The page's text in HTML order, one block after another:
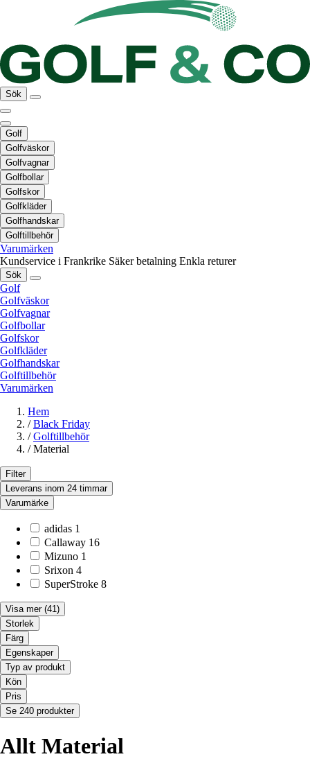
Sök
Golf
Golfväskor
Golfvagnar
Golfbollar
Golfskor
Golfkläder
Golfhandskar
Golftillbehör
Varumärken
Kundservice i Frankrike Säker betalning Enkla returer
Sök
Golf
Golfväskor
Golfvagnar
Golfbollar
Golfskor
Golfkläder
Golfhandskar
Golftillbehör
Varumärken
Hem
/ Black Friday
/ Golftillbehör
/ Material
Filter
Leverans inom 24 timmar
Varumärke
adidas 1
Callaway 16
Mizuno 1
Srixon 4
SuperStroke 8
Visa mer (41)
Storlek
Färg
Egenskaper
Typ av produkt
Kön
Pris
Se 240 produkter
Allt Material